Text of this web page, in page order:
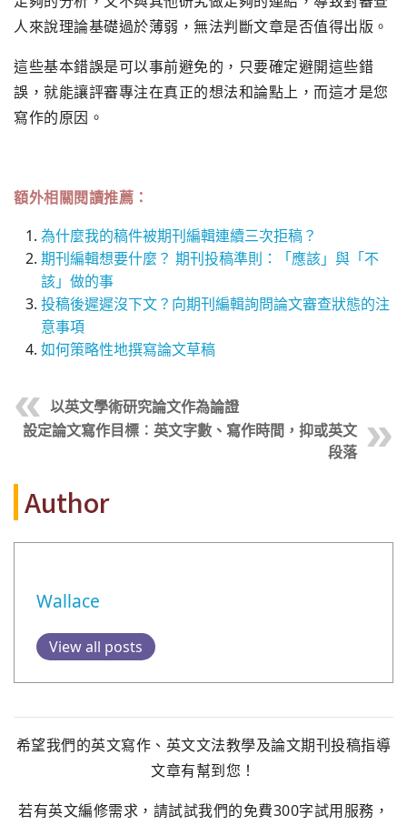
人來說理論基礎過於薄弱，無法判斷文章是否值得出版。
這些基本錯誤是可以事前避免的，只要確定避開這些錯
誤，就能讓評審專注在真正的想法和論點上，而這才是您
寫作的原因。
額外相關閱讀推薦：
為什麼我的稿件被期刊編輯連續三次拒稿？
期刊編輯想要什麼？ 期刊投稿準則：「應該」與「不
該」做的事
投稿後遲遲沒下文？向期刊編輯詢問論文審查狀態的注
意事項
如何策略性地撰寫論文草稿
以英文學術研究論文作為論證
設定論文寫作目標︰英文字數、寫作時間，抑或英文
段落
Author
Wallace
View all posts
希望我們的英文寫作、英文文法教學及論文期刊投稿指導
文章有幫到您！
若有英文編修需求，請試試我們的免費300字試用服務，